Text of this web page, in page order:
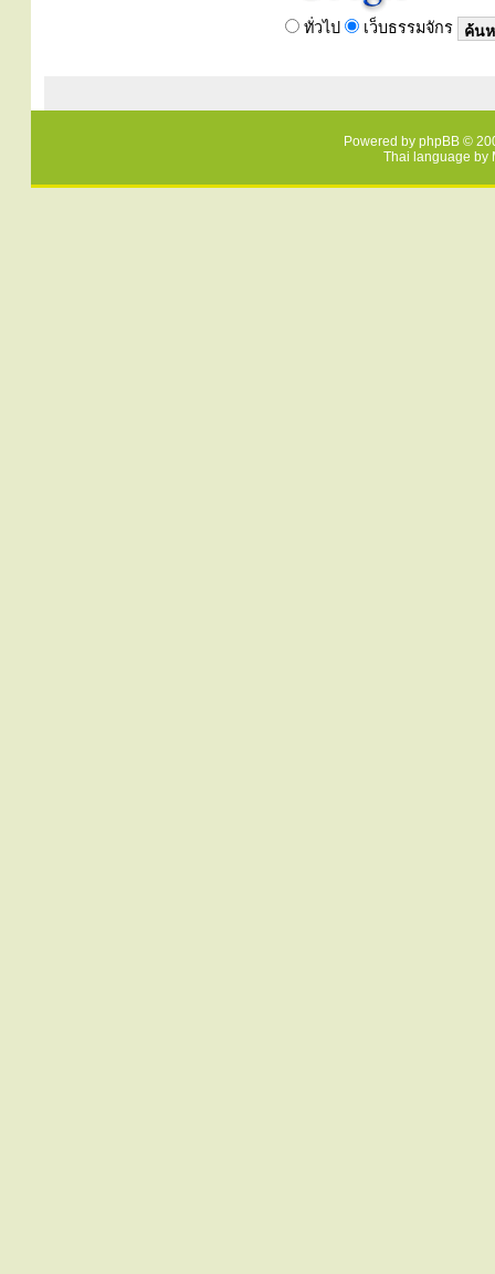
ทั่วไป เว็บธรรมจักร
Powered by phpBB ©
Thai language by